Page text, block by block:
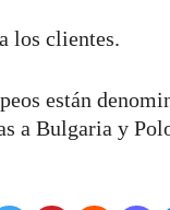
los clientes.
están
a Bulgaria y